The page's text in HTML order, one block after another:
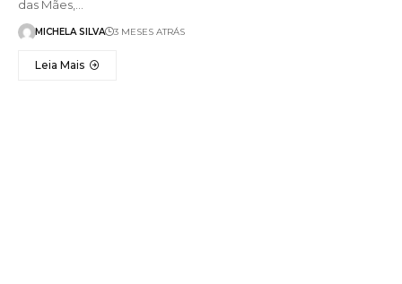
das Mães,…
MICHELA SILVA 3 MESES ATRÁS
Leia Mais